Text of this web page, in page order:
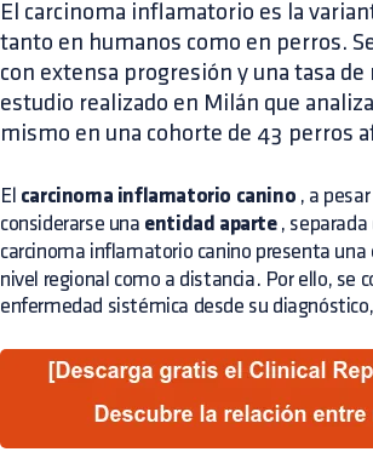
El carcinoma inflamatorio es la
tanto en humanos como en perros.
con extensa progresión y una tasa
estudio realizado en Milán que
mismo en una cohorte de 43 perros
El carcinoma inflamatorio canino , a
considerarse una entidad aparte, separada
carcinoma inflamatorio canino presenta una
nivel regional como a distancia. Por ello, se
enfermedad sistémica desde su